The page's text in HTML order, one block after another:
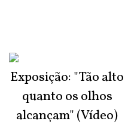
Exposição: "Tão alto
quanto os olhos
alcançam" (Vídeo)